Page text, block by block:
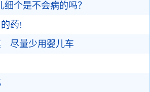
细个是不会病的吗？
药!
尽量少用婴儿车